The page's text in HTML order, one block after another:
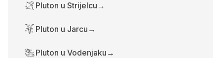
Pluton u Strijelcu →
Pluton u Jarcu →
Pluton u Vodenjaku →